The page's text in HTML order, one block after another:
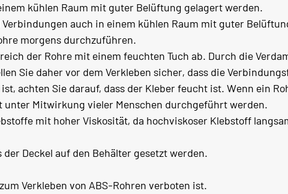
kühlen Raum mit guter Belüftung gelagert werden.
auch in einem kühlen Raum mit guter
morgens durchzuführen.
der Rohre mit einem feuchten Tuch ab. Durch die
Sie daher vor dem Verkleben sicher, dass die
achten Sie darauf, dass der Kleber feucht ist. Wenn ein
unter Mitwirkung vieler Menschen durchgeführt werden.
mit hoher Viskosität, da hochviskoser Klebstoff
Deckel auf den Behälter gesetzt werden.
Verkleben von ABS-Rohren verboten ist.